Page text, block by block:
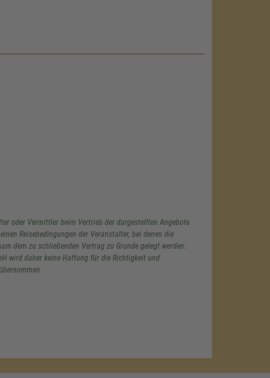
oder Vermittler beim Vertrieb der dargestellten Angebote
Reisebedingungen der Veranstalter, bei denen die
dem zu schließenden Vertrag zu Grunde gelegt werden.
wird daher keine Haftung für die Richtigkeit und